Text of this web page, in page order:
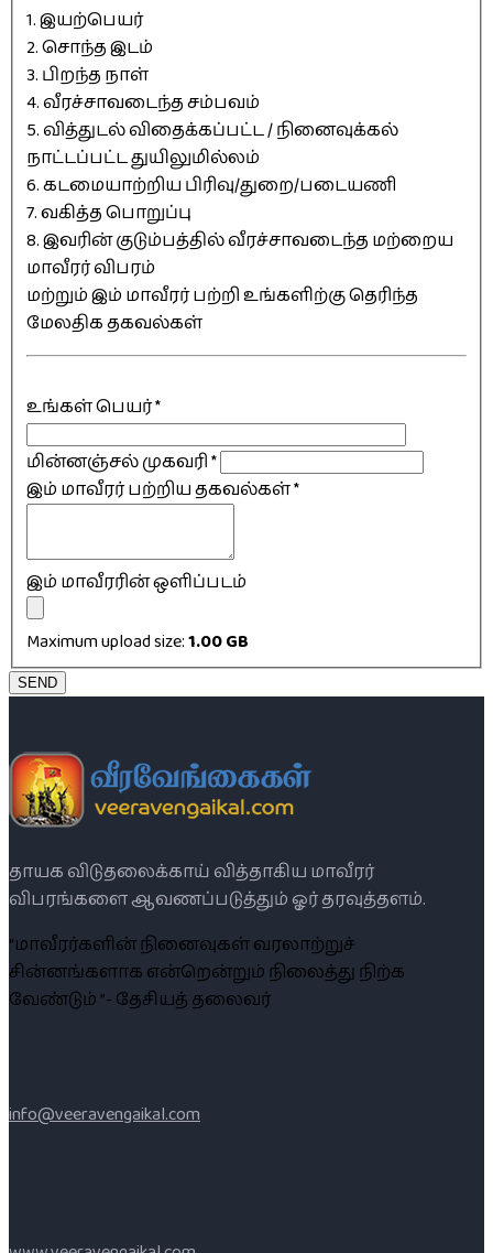
1. இயற்பெயர்
2. சொந்த இடம்
3. பிறந்த நாள்
4. வீரச்சாவடைந்த சம்பவம்
5. வித்துடல் விதைக்கப்பட்ட / நினைவுக்கல்
நாட்டப்பட்ட துயிலுமில்லம்
6. கடமையாற்றிய பிரிவு/துறை/படையணி
7. வகித்த பொறுப்பு
8. இவரின் குடும்பத்தில் வீரச்சாவடைந்த மற்றைய
மாவீரர் விபரம்
மற்றும் இம் மாவீரர் பற்றி உங்களிற்கு தெரிந்த
மேலதிக தகவல்கள்
உங்கள் பெயர்*
மின்னஞ்சல் முகவரி*
இம் மாவீரர் பற்றிய தகவல்கள்*
இம் மாவீரரின் ஒளிப்படம்
Maximum upload size:1.00 GB
SEND
தாயக விடுதலைக்காய் வித்தாகிய மாவீரர்
விபரங்களை ஆவணப்படுத்தும் ஓர் தரவுத்தளம்.
“மாவீரர்களின் நினைவுகள் வரலாற்றுச்
சின்னங்களாக என்றென்றும் நிலைத்து நிற்க
வேண்டும் ”- தேசியத் தலைவர்
info@veeravengaikal.com